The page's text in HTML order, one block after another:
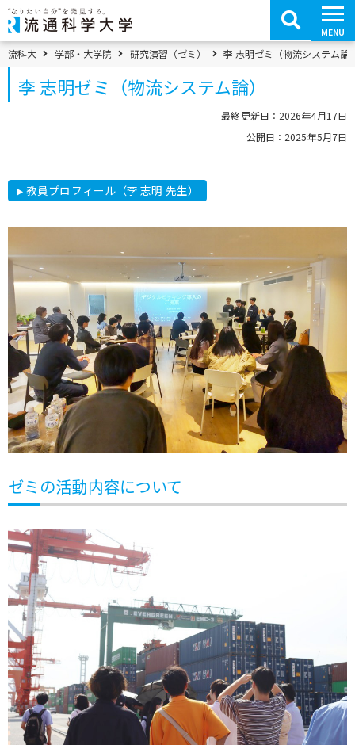
コ
ン
テ
ン
ツ
へ
移
MENU
パンくずメニュー
流科大 学部・大学院 研究演習（ゼミ） 李 志明ゼミ（物流システム論
李 志明ゼミ（物流システム論）
最終更新日：2026年4月17日
公開日：2025年5月7日
教員プロフィール（李 志明 先生）
ゼミの活動内容について